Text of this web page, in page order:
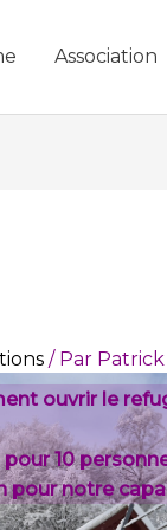
Association
/ Par Patrick
ouvrir le
pour 10
pour notre